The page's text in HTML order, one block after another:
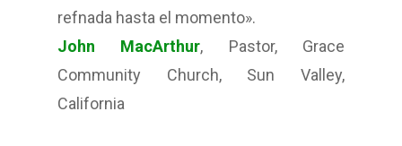
refnada hasta el momento».
John MacArthur, Pastor, Grace
Community Church, Sun Valley,
California